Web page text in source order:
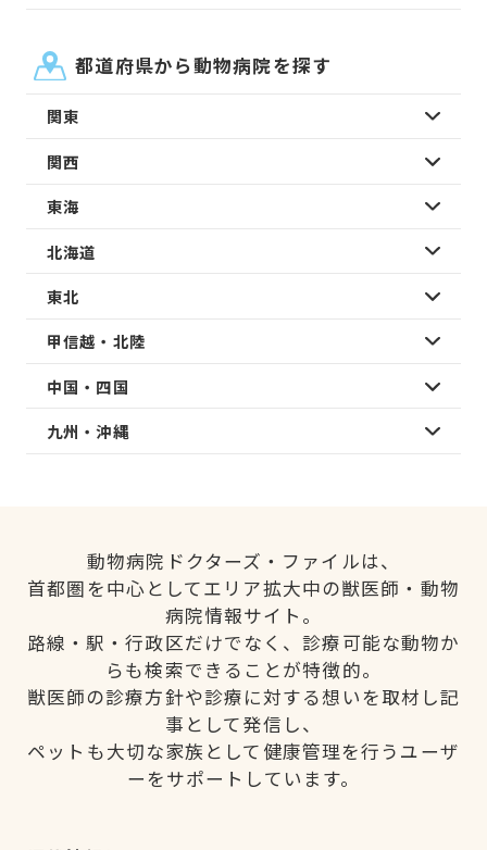
都道府県から動物病院を探す
関東
関西
東海
北海道
東北
甲信越・北陸
中国・四国
九州・沖縄
動物病院ドクターズ・ファイルは、
首都圏を中心としてエリア拡大中の獣医師・動物
病院情報サイト。
路線・駅・行政区だけでなく、診療可能な動物か
らも検索できることが特徴的。
獣医師の診療方針や診療に対する想いを取材し記
事として発信し、
ペットも大切な家族として健康管理を行うユーザ
ーをサポートしています。